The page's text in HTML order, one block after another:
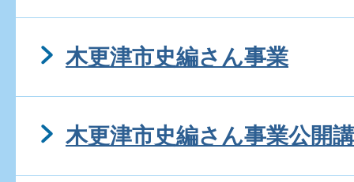
木更津市史編さん事業
木更津市史編さん事業公開